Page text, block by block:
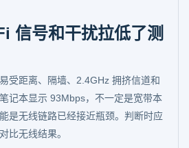
信号和干扰拉低了测
受距离、隔墙、2.4GHz 拥挤信道和
记本显示 93Mbps，不一定是宽带本
是无线链路已经接近瓶颈。判断时应
比无线结果。